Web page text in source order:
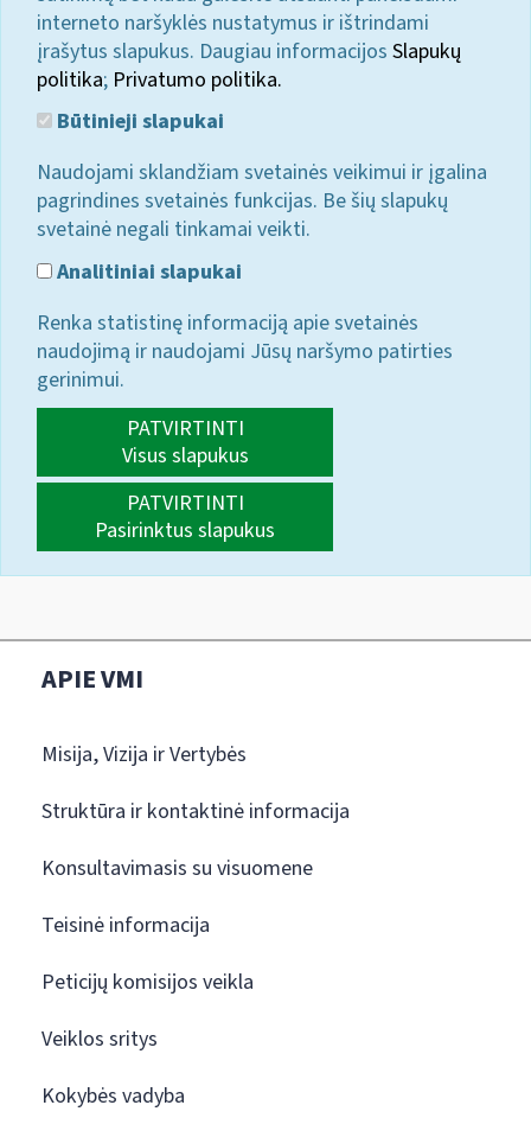
interneto naršyklės nustatymus ir ištrindami
įrašytus slapukus. Daugiau informacijos Slapukų
politika; Privatumo politika.
Būtinieji slapukai
Naudojami sklandžiam svetainės veikimui ir įgalina
pagrindines svetainės funkcijas. Be šių slapukų
svetainė negali tinkamai veikti.
Analitiniai slapukai
Renka statistinę informaciją apie svetainės
naudojimą ir naudojami Jūsų naršymo patirties
gerinimui.
PATVIRTINTI
Visus slapukus
PATVIRTINTI
Pasirinktus slapukus
APIE VMI
Misija, Vizija ir Vertybės
Struktūra ir kontaktinė informacija
Konsultavimasis su visuomene
Teisinė informacija
Peticijų komisijos veikla
Veiklos sritys
Kokybės vadyba